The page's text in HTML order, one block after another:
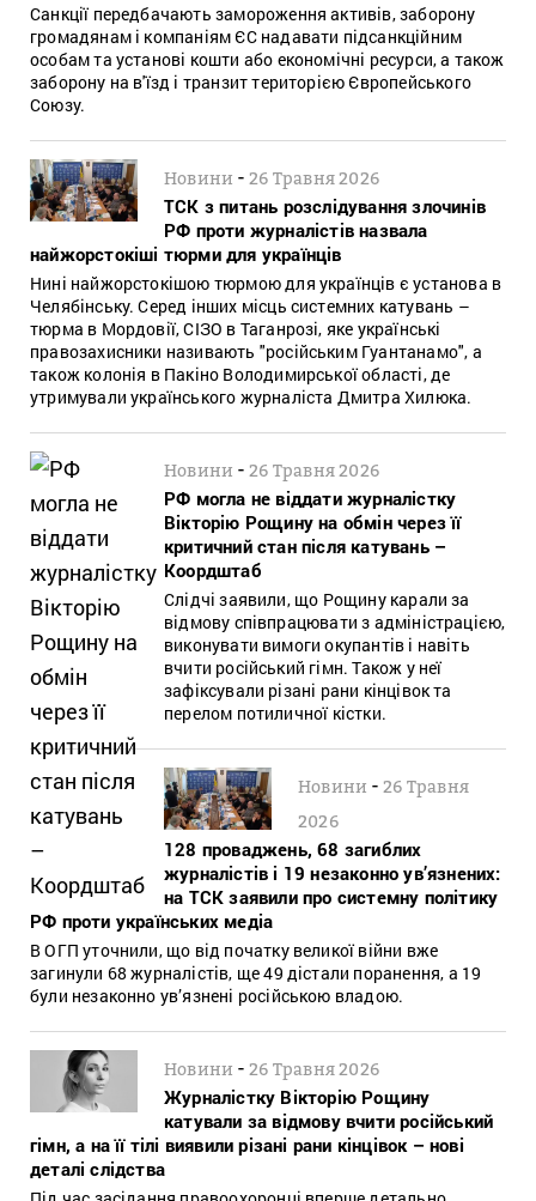
Санкції передбачають замороження активів, заборону
громадянам і компаніям ЄС надавати підсанкційним
особам та установі кошти або економічні ресурси, а також
заборону на в'їзд і транзит територією Європейського
Союзу.
Новини -26 Травня 2026
ТСК з питань розслідування злочинів
РФ проти журналістів назвала
найжорстокіші тюрми для українців
Нині найжорстокішою тюрмою для українців є установа в
Челябінську. Серед інших місць системних катувань –
тюрма в Мордовії, СІЗО в Таганрозі, яке українські
правозахисники називають "російським Гуантанамо", а
також колонія в Пакіно Володимирської області, де
утримували українського журналіста Дмитра Хилюка.
Новини -26 Травня 2026
РФ могла не віддати журналістку
Вікторію Рощину на обмін через її
критичний стан після катувань –
Коордштаб
Слідчі заявили, що Рощину карали за
відмову співпрацювати з адміністрацією,
виконувати вимоги окупантів і навіть
вчити російський гімн. Також у неї
зафіксували різані рани кінцівок та
перелом потиличної кістки.
Новини -26 Травня
2026
128 проваджень, 68 загиблих
журналістів і 19 незаконно ув’язнених:
на ТСК заявили про системну політику
РФ проти українських медіа
В ОГП уточнили, що від початку великої війни вже
загинули 68 журналістів, ще 49 дістали поранення, а 19
були незаконно ув’язнені російською владою.
Новини -26 Травня 2026
Журналістку Вікторію Рощину
катували за відмову вчити російський
гімн, а на її тілі виявили різані рани кінцівок – нові
деталі слідства